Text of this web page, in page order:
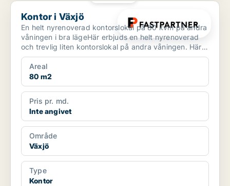
Kontor i Växjö
Kontor i Växjö
En helt nyrenoverad kontorslokal på 80 kvm på andra
våningen i bra lägeHär erbjuds en helt nyrenoverad
och trevlig liten kontorslokal på andra våningen. Här
...
Areal
80 m2
Pris pr. md.
Inte angivet
Område
Växjö
Type
Kontor